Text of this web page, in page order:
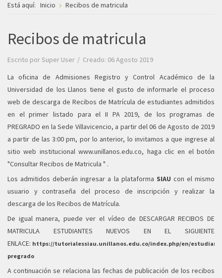
Está aquí: Inicio Recibos de matricula
Recibos de matricula
Escrito porSuper User
Creado: 06 Agosto 2019
La oficina de Admisiones Registro y Control Académico de la
Universidad de los Llanos tiene el gusto de informarle el proceso
web de descarga de Recibos de Matrícula de estudiantes admitidos
en el primer listado para el II PA 2019, de los programas de
PREGRADO en la Sede Villavicencio, a partir del 06 de Agosto de 2019
a partir de las 3:00 pm, por lo anterior, lo invitamos a que ingrese al
sitio web institucionalwww.unillanos.edu.co, haga clic en el botón
"Consultar Recibos de Matricula " .
Los admitidos deberán ingresar a la plataforma SIAU con el mismo
usuario y contraseña del proceso de inscripción y realizar la
descarga de los Recibos de Matrícula.
De igual manera, puede ver el vídeo de DESCARGAR RECIBOS DE
MATRICULA ESTUDIANTES NUEVOS EN EL SIGUIENTE
ENLACE: https://tutorialessiau.unillanos.edu.co/index.php/en/
pregrado
A continuación se relaciona las fechas de publicación de los recibos